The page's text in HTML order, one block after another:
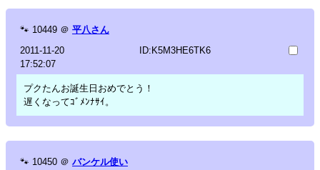
🐾 10449 ＠ 平八さん
2011-11-20
17:52:07
ID:K5M3HE6TK6
プクたんお誕生日おめでとう！
遅くなってｺﾞﾒﾝﾅｻｲ。
🐾 10450 ＠ バンケル使い